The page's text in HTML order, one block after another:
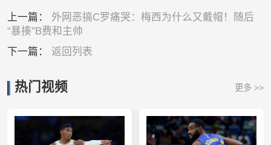
上一篇： 外网恶搞C罗痛哭：梅西为什么又戴帽！随后
“暴揍”B费和主帅
下一篇： 返回列表
热门视频 更多 >>